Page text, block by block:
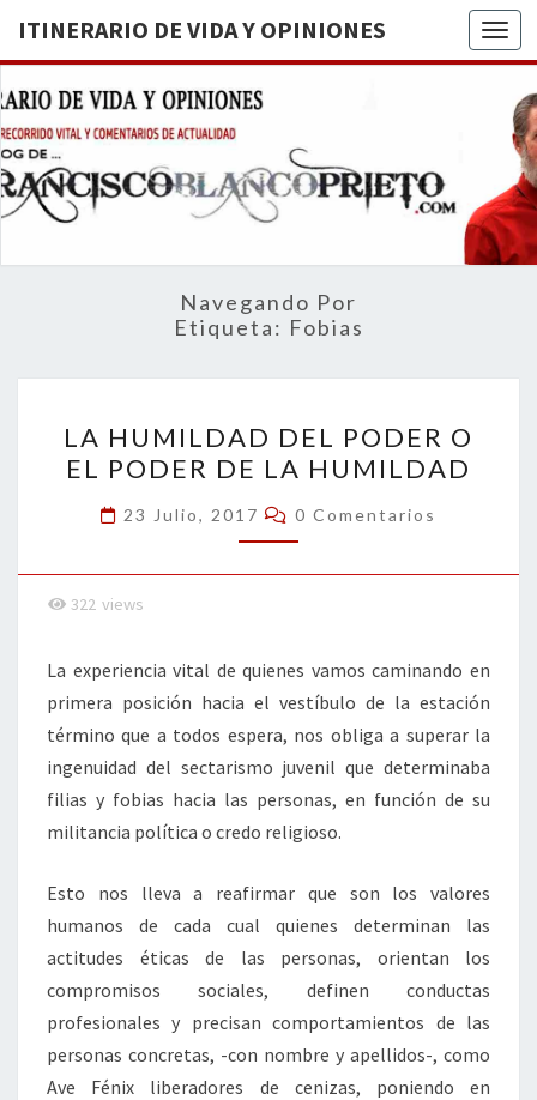
ITINERARIO DE VIDA Y OPINIONES
DE
BREVE
RECORRIDO
VITAL Y
ACTUALIDAD
Navegando Por
Etiqueta: Fobias
HUMILDAD
DEL
PODER
O
EL
LA
HUMILDAD
LA HUMILDAD DEL PODER O
EL PODER DE LA HUMILDAD
23 Julio, 2017 Comentarios
0 Comentarios
322 views
La experiencia vital de quienes vamos caminando en
primera posición hacia el vestíbulo de la estación
término que a todos espera, nos obliga a superar la
ingenuidad del sectarismo juvenil que determinaba
filias y fobias hacia las personas, en función de su
militancia política o credo religioso.
Esto nos lleva a reafirmar que son los valores
humanos de cada cual quienes determinan las
actitudes éticas de las personas, orientan los
compromisos sociales, definen conductas
profesionales y precisan comportamientos de las
personas concretas, -con nombre y apellidos-, como
Ave Fénix liberadores de cenizas, poniendo en